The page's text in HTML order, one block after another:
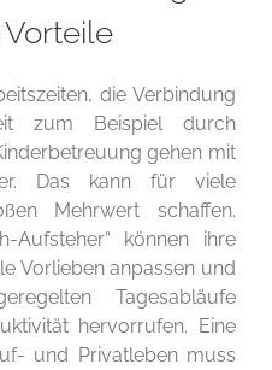
die Verbindung
zum Beispiel durch
gehen mit
Das kann für viele
Mehrwert schaffen.
Aufsteher“ können ihre
Vorlieben anpassen und
Tagesabläufe
hervorrufen. Eine
und Privatleben muss